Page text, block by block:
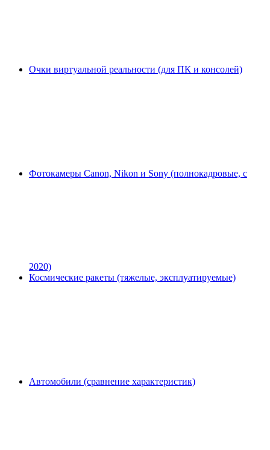
Очки виртуальной реальности (для ПК и консолей)
Фотокамеры Canon, Nikon и Sony (полнокадровые, с
2020)
Космические ракеты (тяжелые, эксплуатируемые)
Автомобили (сравнение характеристик)